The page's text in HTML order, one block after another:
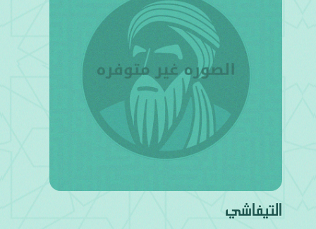
التيفاشي